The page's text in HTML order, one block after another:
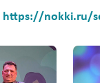
https://nokki.ru/